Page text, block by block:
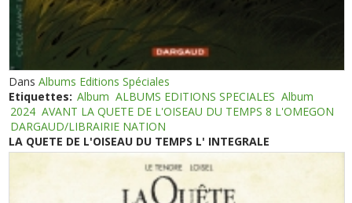
DansAlbums Editions Spéciales
Etiquettes: Album ALBUMS EDITIONS SPECIALES Album
2024 AVANT LA QUETE DE L'OISEAU DU TEMPS 8 L'OMEGON
DARGAUD/LIBRAIRIE NATION
LA QUETE DE L'OISEAU DU TEMPS L' INTEGRALE